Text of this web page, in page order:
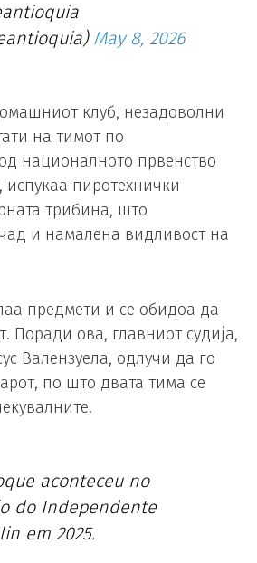
May 8, 2026
клуб, незадоволни
на тимот по
националното првенство
испукаа пиротехнички
трибина, што
и намалена видливост на
предмети и се обидоа да
Поради ова, главниот судија,
Валензуела, одлучи да го
по што двата тима се
aconteceu no
do Independente
em 2025.